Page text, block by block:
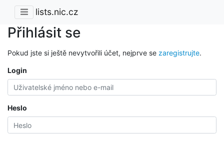
lists.nic.cz
Přihlásit se
Pokud jste si ještě nevytvořili účet, nejprve se zaregistrujte.
Login
Heslo